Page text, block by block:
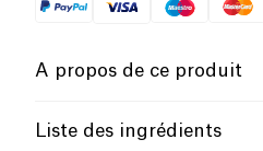
A propos de ce produit
Vegan Sans
Liste des ingrédients